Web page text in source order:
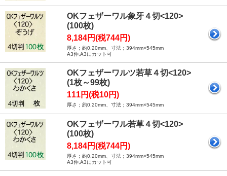
OKフェザーワル象牙４切<120>
(100枚)
8,184円(税744円)
厚さ；約0.20mm、寸法；394mm×545mm
A3伸,A3にカット可
OKフェザーワルツ若草４切<120>
(1枚～99枚)
111円(税10円)
厚さ；約0.20mm、寸法；394mm×545mm
OKフェザーワル若草４切<120>
(100枚)
8,184円(税744円)
厚さ；約0.20mm、寸法；394mm×545mm
A3伸,A3にカット可